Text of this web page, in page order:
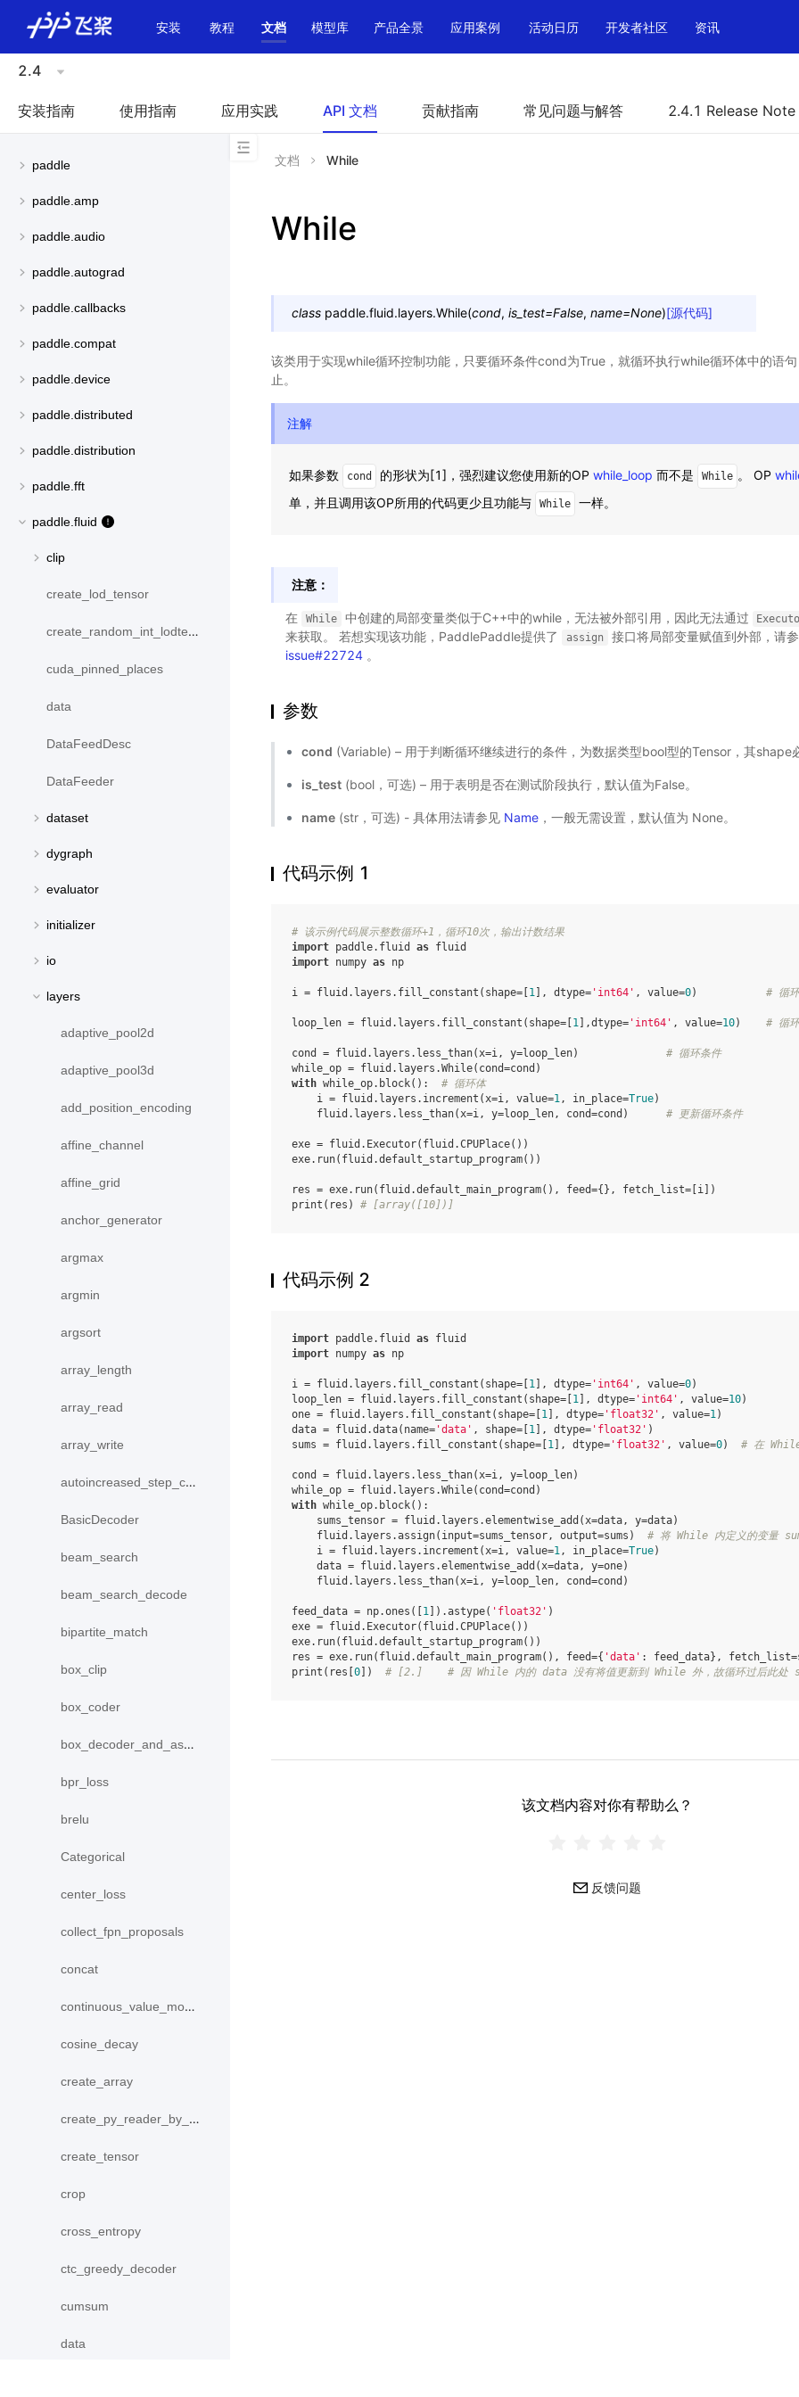
安装 教程 文档 模型库 产品全景 应用案例 活动日历 开发者社区 资讯
2.4
安装指南 使用指南 应用实践 API 文档 贡献指南 常见问题与解答 2.4.1 Release Note
paddle
paddle.amp
paddle.audio
paddle.autograd
paddle.callbacks
paddle.compat
paddle.device
paddle.distributed
paddle.distribution
paddle.fft
paddle.fluid
clip
create_lod_tensor
create_random_int_lodtensor
cuda_pinned_places
data
DataFeedDesc
DataFeeder
dataset
dygraph
evaluator
initializer
io
layers
adaptive_pool2d
adaptive_pool3d
add_position_encoding
affine_channel
affine_grid
anchor_generator
argmax
argmin
argsort
array_length
array_read
array_write
autoincreased_step_counter
BasicDecoder
beam_search
beam_search_decode
bipartite_match
box_clip
box_coder
box_decoder_and_assign
bpr_loss
brelu
Categorical
center_loss
collect_fpn_proposals
concat
continuous_value_model
cosine_decay
create_array
create_py_reader_by_data
create_tensor
crop
cross_entropy
ctc_greedy_decoder
cumsum
data
文档 While
While
class paddle.fluid.layers.While(cond, is_test=False, name=None)[源代码]
该类用于实现while循环控制功能，只要循环条件cond为True，就循环执行while循环体中的语
止。
注解
如果参数 cond 的形状为[1]，强烈建议您使用新的OP while_loop 而不是 While 。 OP
单，并且调用该OP所用的代码更少且功能与
While 一样。
注意：
在 While 中创建的局部变量类似于C++中的while，无法被外部引用，因此无法通过
来获取。 若想实现该功能，PaddlePaddle提供了 assign
接口将局部变量赋值到外部，请
issue#22724 。
参数
cond (Variable) – 用于判断循环继续进行的条件，为数据类型bool型的Tensor，其shape
is_test (bool，可选) – 用于表明是否在测试阶段执行，默认值为False。
name (str，可选) - 具体用法请参见 Name ，一般无需设置，默认值为 None。
代码示例 1
# 该示例代码展示整数循环+1，循环10次，输出计数结果
import paddle.fluid as fluid
import numpy as np
i = fluid . layers . fill_constant ( shape= 1 ], dtype= 'int64' , value=0) # 循
loop_len = fluid . layers . fill_constant ( shape= 1 ],dtype= 'int64' , value=10) # 循
cond = fluid . layers . less_than(x=i, y=loop_len)
# 循环条件
while_op = fluid . layers .While( cond=cond )
with while_op. block():
# 循环体
i = fluid . layers . increment (x=i, value=1, in_place=True)
fluid . layers . less_than(x=i, y=loop_len, cond=cond ) # 更新循环条件
exe = fluid . Executor( fluid .CPUPlace())
exe. run( fluid .default_startup_program())
res = exe. run( fluid .default_main_program(), feed={}, fetch_list= i ])
print ( res ) # [array([10])]
代码示例 2
import paddle.fluid as fluid
import numpy as np
i = fluid . layers . fill_constant ( shape= 1 ], dtype= 'int64' , value=0)
loop_len = fluid . layers . fill_constant ( shape= 1 ], dtype= 'int64' , value=10)
one = fluid . layers . fill_constant ( shape= 1 ], dtype= 'float32' , value=1)
data = fluid .data( name= 'data' , shape= 1 ], dtype= 'float32' )
sums = fluid . layers . fill_constant ( shape= 1 ], dtype= 'float32' , value=0) # 在 While
cond = fluid . layers . less_than(x=i, y=loop_len)
while_op = fluid . layers .While( cond=cond )
with while_op. block():
sums_tensor = fluid . layers .elementwise_add (x=data, y=data)
fluid . layers .assign( input=sums_tensor, output=sums )
# 将 While 内定义的变量
i = fluid . layers . increment (x=i, value=1, in_place=True)
data = fluid . layers .elementwise_add (x=data, y=one)
fluid . layers . less_than(x=i, y=loop_len, cond=cond )
feed_data = np.ones ([ 1 ]) .astype( 'float32' )
exe = fluid . Executor( fluid .CPUPlace())
exe. run( fluid .default_startup_program())
res = exe. run( fluid .default_main_program(), feed={ 'data' : feed_data}, fetch_list=
print ( res 0 ]) # [2.]    # 因 While 内的 data 没有将值更新到 While 外，故循环过后此处
该文档内容对你有帮助么？
反馈问题